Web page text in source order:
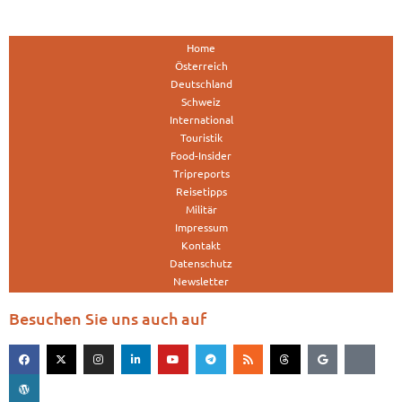
Home
Österreich
Deutschland
Schweiz
International
Touristik
Food-Insider
Tripreports
Reisetipps
Militär
Impressum
Kontakt
Datenschutz
Newsletter
Besuchen Sie uns auch auf